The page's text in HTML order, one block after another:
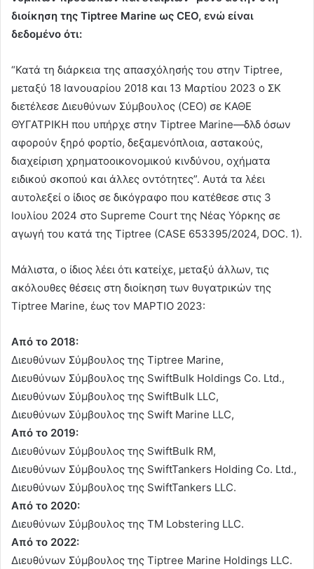
διοίκηση της Tiptree Marine ως CEO, ενώ είναι
δεδομένο ότι:
“Κατά τη διάρκεια της απασχόλησής του στην Tiptree,
μεταξύ 18 Ιανουαρίου 2018 και 13 Μαρτίου 2023 ο ΣΚ
διετέλεσε Διευθύνων Σύμβουλος (CEO) σε ΚΑΘΕ
ΘΥΓΑΤΡΙΚΗ που υπήρχε στην Tiptree Marine—δλδ όσων
αφορούν ξηρό φορτίο, δεξαμενόπλοια, αστακούς,
διαχείριση χρηματοοικονομικού κινδύνου, oχήματα
ειδικού σκοπού και άλλες οντότητες”. Αυτά τα λέει
αυτολεξεί ο ίδιος σε δικόγραφο που κατέθεσε στις 3
Ιουλίου 2024 στο Supreme Court της Νέας Υόρκης σε
αγωγή του κατά της Tiptree (CASE 653395/2024, DOC. 1).
Μάλιστα, ο ίδιος λέει ότι κατείχε, μεταξύ άλλων, τις
ακόλουθες θέσεις στη διοίκηση των θυγατρικών της
Tiptree Marine, έως τον ΜΑΡΤΙΟ 2023:
Από το 2018:
Διευθύνων Σύμβουλος της Tiptree Marine,
Διευθύνων Σύμβουλος της SwiftBulk Holdings Co. Ltd.,
Διευθύνων Σύμβουλος της SwiftBulk LLC,
Διευθύνων Σύμβουλος της Swift Marine LLC,
Από το 2019:
Διευθύνων Σύμβουλος της SwiftBulk RM,
Διευθύνων Σύμβουλος της SwiftTankers Holding Co. Ltd.,
Διευθύνων Σύμβουλος της SwiftTankers LLC.
Από το 2020:
Διευθύνων Σύμβουλος της TM Lobstering LLC.
Από το 2022:
Διευθύνων Σύμβουλος της Tiptree Marine Holdings LLC.